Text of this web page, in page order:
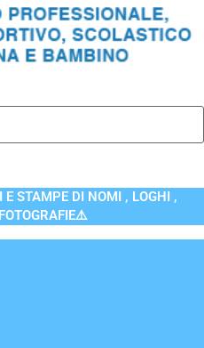
STAMPE DI NOMI , LOGHI ,